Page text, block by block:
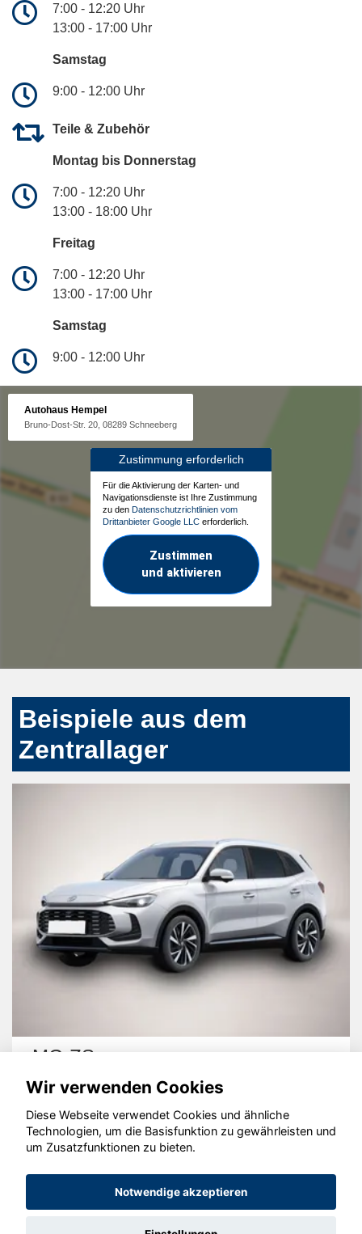
7:00 - 12:20 Uhr
13:00 - 17:00 Uhr
Samstag
9:00 - 12:00 Uhr
Teile & Zubehör
Montag bis Donnerstag
7:00 - 12:20 Uhr
13:00 - 18:00 Uhr
Freitag
7:00 - 12:20 Uhr
13:00 - 17:00 Uhr
Samstag
9:00 - 12:00 Uhr
Autohaus Hempel
Bruno-Dost-Str. 20, 08289 Schneeberg
Zustimmung erforderlich
Für die Aktivierung der Karten- und
Navigationsdienste ist Ihre Zustimmung
zu den Datenschutzrichtlinien vom
Drittanbieter Google LLC erforderlich.
Zustimmen
und aktivieren
Beispiele aus dem
Zentrallager
MG ZS
© konjunkturmotor.de GmbH 2020 - 2026
Wir verwenden Cookies
Diese Webseite verwendet Cookies und ähnliche
Technologien, um die Basisfunktion zu gewährleisten und
um Zusatzfunktionen zu bieten.
Notwendige akzeptieren